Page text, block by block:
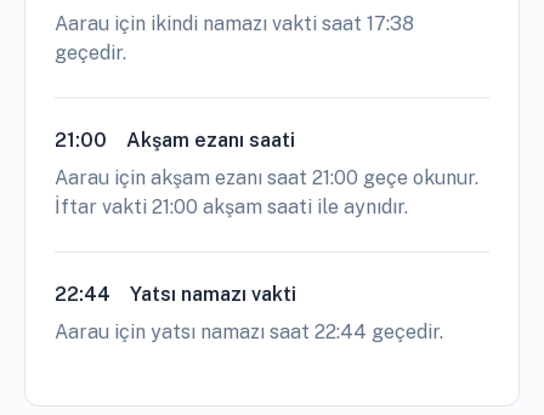
Aarau için ikindi namazı vakti saat 17:38
geçedir.
21:00
Akşam ezanı saati
Aarau için akşam ezanı saat 21:00 geçe okunur.
İftar vakti 21:00 akşam saati ile aynıdır.
22:44
Yatsı namazı vakti
Aarau için yatsı namazı saat 22:44 geçedir.